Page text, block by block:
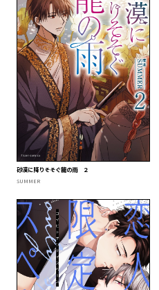
砂漠に降りそそぐ龍の雨 ２
SUMMER